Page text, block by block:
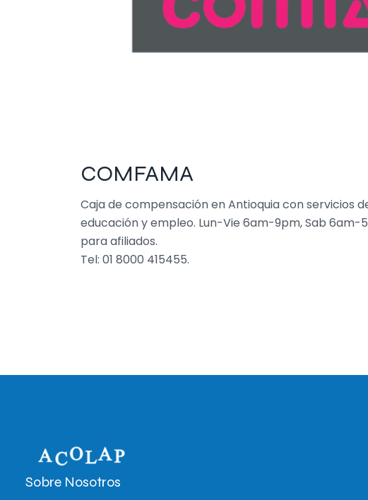
COMFAMA
Caja de compensación en Antioquia con servicios
educación y empleo. Lun-Vie 6am-9pm, Sab
para afiliados.
Tel: 01 8000 415455.
Sobre Nosotros